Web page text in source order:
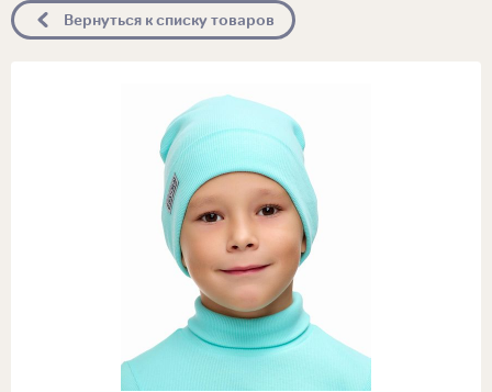
Вернуться к списку товаров